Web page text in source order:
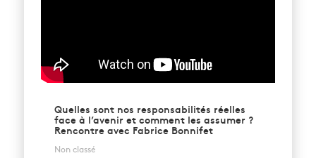
Quelles sont nos responsabilités réelles
face à l’avenir et comment les assumer ?
Rencontre avec Fabrice Bonnifet
Non classé